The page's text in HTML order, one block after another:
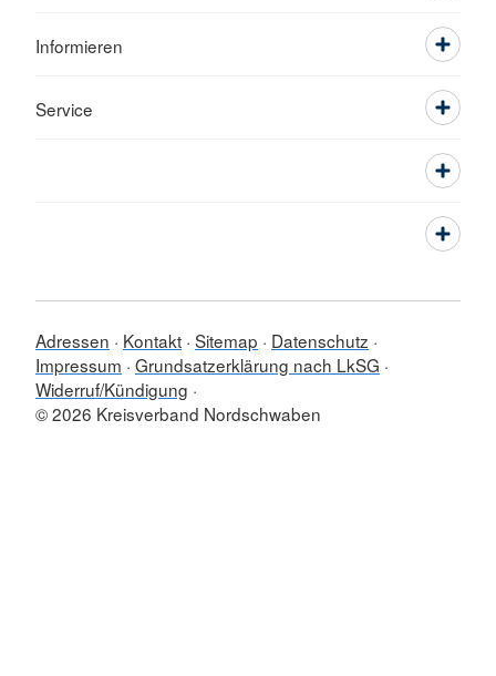
Informieren
Service
Adressen Kontakt Sitemap
Datenschutz
Impressum Grundsatzerklärung nach LkSG
Widerruf/Kündigung
© 2026 Kreisverband Nordschwaben